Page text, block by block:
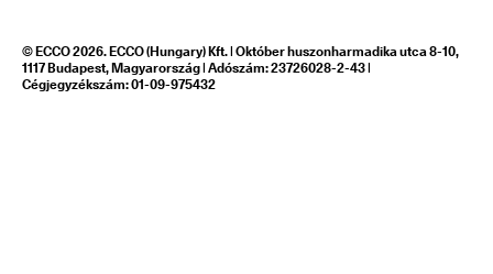
© ECCO 2026. ECCO (Hungary) Kft. | Október huszonharmadika utca 8-10,
1117 Budapest, Magyarország | Adószám: 23726028-2-43 |
Cégjegyzékszám: 01-09-975432